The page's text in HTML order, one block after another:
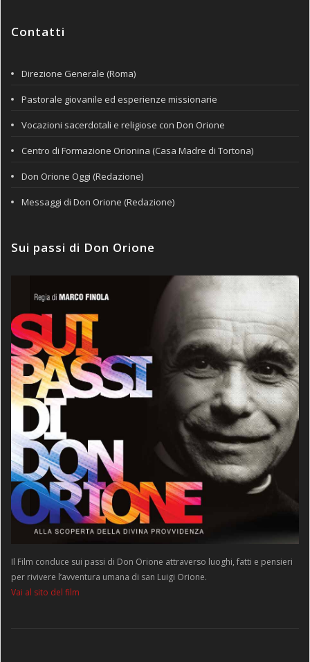
Contatti
Direzione Generale (Roma)
Pastorale giovanile ed esperienze missionarie
Vocazioni sacerdotali e religiose con Don Orione
Centro di Formazione Orionina (Casa Madre di Tortona)
Don Orione Oggi (Redazione)
Messaggi di Don Orione (Redazione)
Sui passi di Don Orione
Il Film conduce sui passi di Don Orione attraverso luoghi, fatti e pensieri
per rivivere l’avventura umana di san Luigi Orione.
Vai al sito del film